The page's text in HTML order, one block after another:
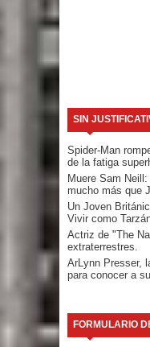
SIN
Spider-Man
de la fatiga
Muere Sam
mucho más que
Un Joven
Vivir como
Actriz de "The
extraterrestres.
ArLynn Presser,
para conocer a
FORMULARIO